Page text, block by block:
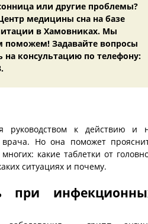
или другие проблемы?
медицины сна на базе
в Хамовниках. Мы
поможем! Задавайте вопросы
на консультацию по телефону:
руководством к действию и
врача. Но она поможет
какие таблетки от
ситуациях и почему.
при